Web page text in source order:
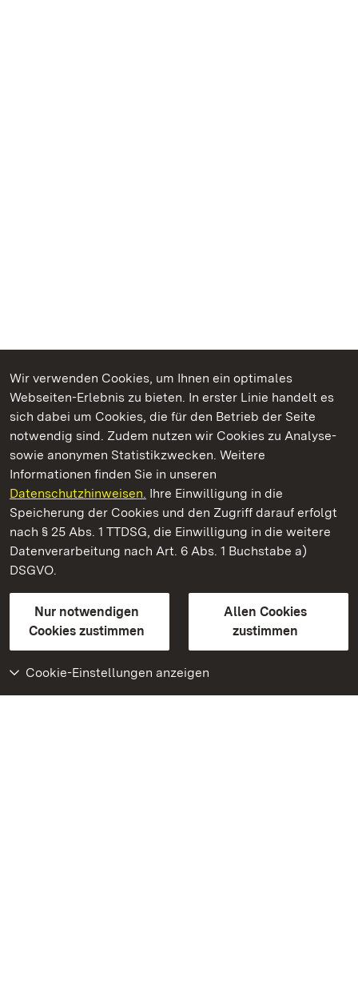
Wir verwenden Cookies, um Ihnen ein optimales
Webseiten-Erlebnis zu bieten. In erster Linie handelt es
sich dabei um Cookies, die für den Betrieb der Seite
notwendig sind. Zudem nutzen wir Cookies zu Analyse-
sowie anonymen Statistikzwecken. Weitere
Informationen finden Sie in unseren
Datenschutzhinweisen. Ihre Einwilligung in die
Speicherung der Cookies und den Zugriff darauf erfolgt
nach § 25 Abs. 1 TTDSG, die Einwilligung in die weitere
Datenverarbeitung nach Art. 6 Abs. 1 Buchstabe a)
DSGVO.
Nur notwendigen
Cookies zustimmen
Allen Cookies
zustimmen
Cookie-Einstellungen anzeigen
Kommen. Staunen. Genießen.
Staatliche Schlösser und Gärten Baden‑Württemberg
Staatliche Schlösser und Gärten Baden-Württemberg
Kontakt
GebärdenspracheLeichte Sprache
Erklärung zur Barrierefreiheit
BITV-konform (geprüfte Seiten)
Weiteres